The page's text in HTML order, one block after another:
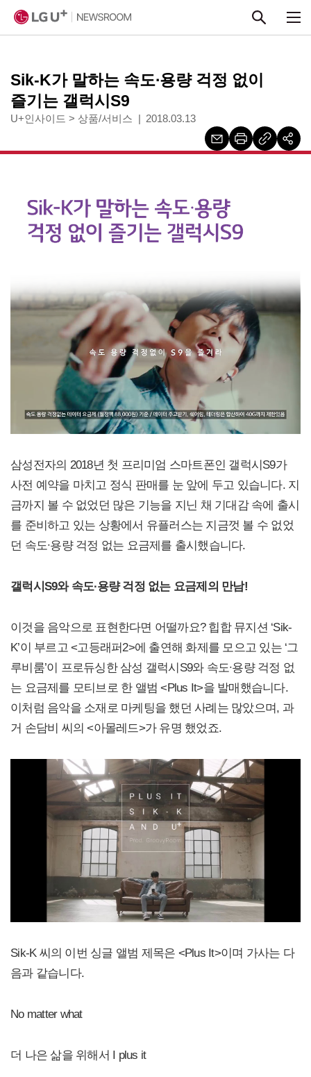
Sik-K가 말하는 속도∙용량 걱정 없이
즐기는 갤럭시S9
U+인사이드 > 상품/서비스 2018.03.13
삼성전자의 2018년 첫 프리미엄 스마트폰인 갤럭시S9가
사전 예약을 마치고 정식 판매를 눈 앞에 두고 있습니다. 지
금까지 볼 수 없었던 많은 기능을 지닌 채 기대감 속에 출시
를 준비하고 있는 상황에서 유플러스는 지금껏 볼 수 없었
던 속도∙용량 걱정 없는 요금제를 출시했습니다.
갤럭시S9와 속도∙용량 걱정 없는 요금제의 만남!
이것을 음악으로 표현한다면 어떨까요? 힙합 뮤지션 ‘Sik-
K’이 부르고 <고등래퍼2>에 출연해 화제를 모으고 있는 ‘그
루비룸’이 프로듀싱한 삼성 갤럭시S9와 속도∙용량 걱정 없
는 요금제를 모티브로 한 앨범 <Plus It>을 발매했습니다.
이처럼 음악을 소재로 마케팅을 했던 사례는 많았으며, 과
거 손담비 씨의 <아몰레드>가 유명 했었죠.
Sik-K 씨의 이번 싱글 앨범 제목은 <Plus It>이며 가사는 다
음과 같습니다.
No matter what
더 나은 삶을 위해서 I plus it